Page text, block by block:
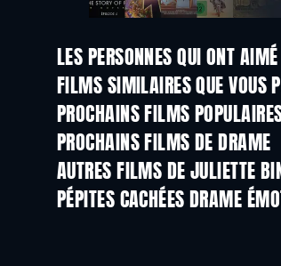
LES PERSONNES QUI ONT
FILMS SIMILAIRES QUE VOUS
PROCHAINS FILMS
PROCHAINS FILMS DE DRAME
AUTRES FILMS DE JULIETTE
PÉPITES CACHÉES DRAME